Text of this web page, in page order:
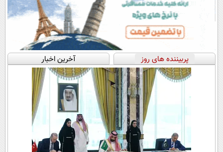
پربیننده های روز آخرین اخبار